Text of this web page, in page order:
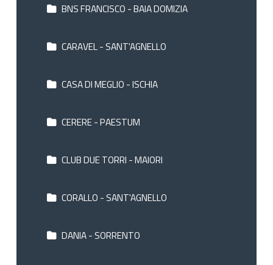
BNS FRANCISCO - BAIA DOMIZIA
CARAVEL - SANT'AGNELLO
CASA DI MEGLIO - ISCHIA
CERERE - PAESTUM
CLUB DUE TORRI - MAIORI
CORALLO - SANT'AGNELLO
DANIA - SORRENTO